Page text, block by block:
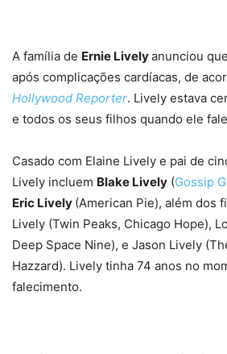
A família de Ernie Livelyanunciou
após complicações cardíacas, de
Hollywood Reporter. Lively estava
e todos os seus filhos quando ele
Casado com Elaine Lively e pai de
Lively incluem Blake Lively (Gossip
Eric Lively (American Pie), além dos
Lively (Twin Peaks, Chicago Hope),
Deep Space Nine), e Jason Lively
Hazzard). Lively tinha 74 anos no
falecimento.